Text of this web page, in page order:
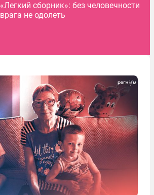
«Легкий сборник»: без человечности
врага не одолеть